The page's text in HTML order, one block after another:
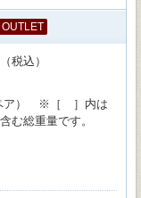
OUTLET
税込）
ア） ※［ ］内は
む総重量です。